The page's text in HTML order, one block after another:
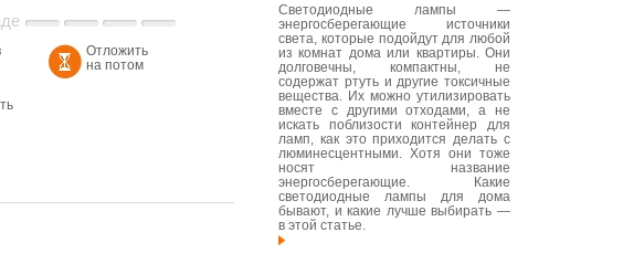
Отложить
на потом
Светодиодные лампы —
энергосберегающие источники
света, которые подойдут для любой
из комнат дома или квартиры. Они
долговечны, компактны, не
содержат ртуть и другие токсичные
вещества. Их можно утилизировать
вместе с другими отходами, а не
искать поблизости контейнер для
ламп, как это приходится делать с
люминесцентными. Хотя они тоже
носят название
энергосберегающие. Какие
светодиодные лампы для дома
бывают, и какие лучше выбирать —
в этой статье.